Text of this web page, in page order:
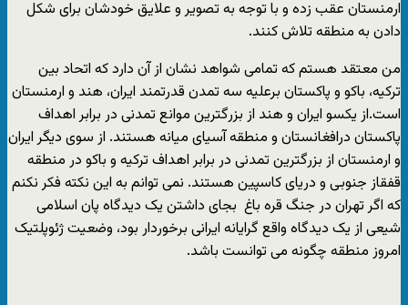
ارمنستان عقب زده و با توجه به تصویر و علایق خودشان برای شکل
دادن به منطقه تلاش کنند.
من معتقد هستم که تمامی شواهد نشان از آن دارد که اتحاد بین
ترکیه، باکو و پاکستان برعلیه سه تمدن قدرتمند ایران، هند و ارمنستان
است.از یکسو ایران و هند از بزرگترین موانع تمدنی در برابر اهداف
پاکستان درافغانستان و منطقه آسیای میانه هستند. از سوی دیگر ایران
و ارمنستان از بزرگترین تمدنی در برابر اهداف ترکیه و باکو در منطقه
قفقاز جنوبی و دریای کاسپین هستند. نمی توانم به این نکته فکر نکنم
که اگر تهران در جنگ قره باغ بجای داشتن یک دیدگاه پان اسلامی
شیعی از یک دیدگاه واقع گرایانه ایرانی برخوردار بود، وضعیت ژئوپلتیک
امروز منطقه چگونه می توانست باشد.